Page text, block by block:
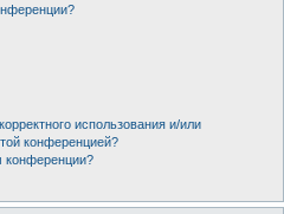
использования и/или
конференцией?
конференции?